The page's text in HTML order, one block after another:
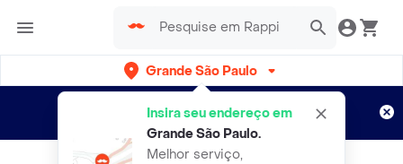
Grande São Paulo
Insira seu endereço em
Grande São Paulo.
Melhor serviço,
Entregas grátis por 15 dias!
Aplicam T&C